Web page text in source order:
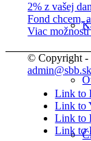
2% z vašej
Fond chcem,
Viac
© Copyright -
admin@sbb.sk
Link to
Link to
Link to
Link to